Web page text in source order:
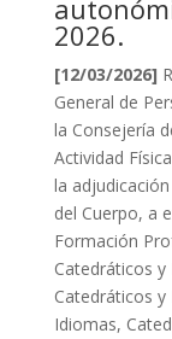
2026.
[12/03/2026]
General de
la Consejería
Actividad
la
del Cuerpo, a
Formación
Catedráticos y
Catedráticos y
Idiomas,